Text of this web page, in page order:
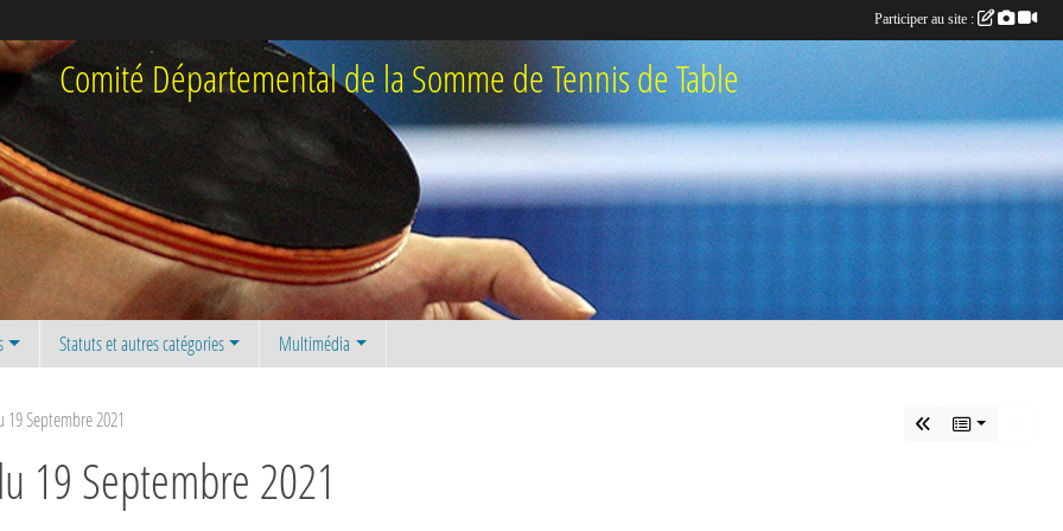
Comité Départemental de la Somme de Tennis de Table
Statuts et autres catégories Multimédia
Septembre 2021
19 Septembre 2021
Participer au site :